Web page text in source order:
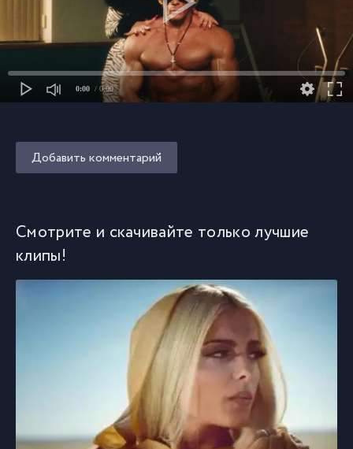
0:00 / 0:00
Добавить комментарий
Смотрите и скачивайте только лучшие
клипы!